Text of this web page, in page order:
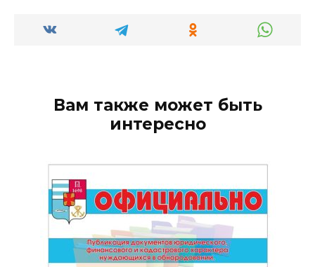
Вам также может быть
интересно